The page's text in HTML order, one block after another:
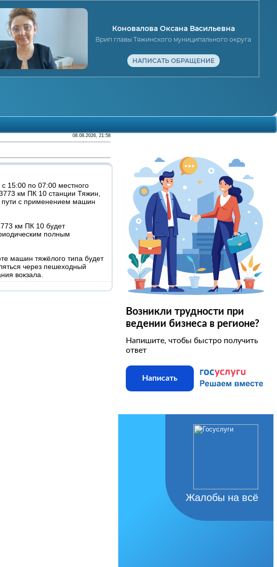
Коновалова Оксана Васильевна
Врип главы Тяжинского муниципального округа
НАПИСАТЬ ОБРАЩЕНИЕ
08.08.2026, 21:58
15:00 по 07:00 местного
км ПК 10 станции Тяжин,
пути с применением машин
км ПК 10 будет
полным
машин тяжёлого типа будет
через пешеходный
вокзала.
Возникли трудности при
ведении бизнеса в регионе?
Напишите, чтобы быстро получить
ответ
Написать
Жалобы на всё